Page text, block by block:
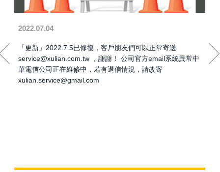
2022.07.04
「更新」2022.7.5已修復，客戶朋友們可以正常寄送
service@xulian.com.tw ，謝謝！ 公司官方email系統異常中
華電信公司正在維修中，若有退信情況，請改寄
xulian.service@gmail.com